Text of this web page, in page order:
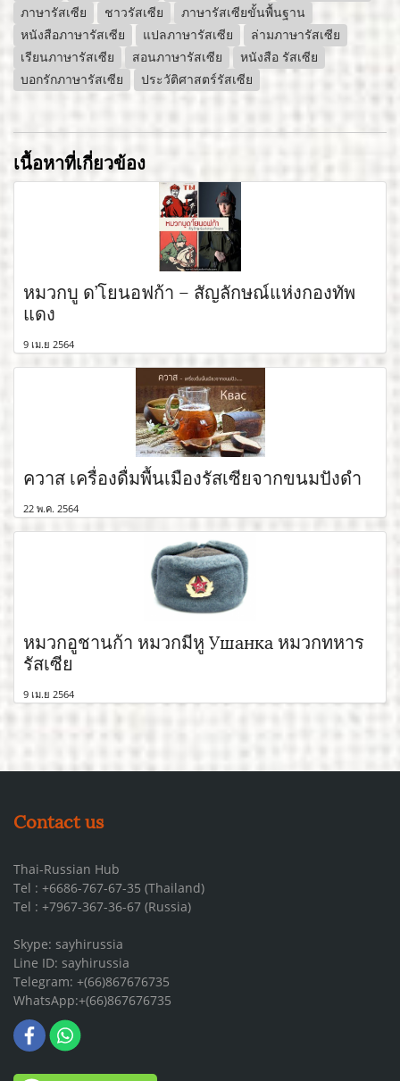
ภาษารัสเซีย
ชาวรัสเซีย
ภาษารัสเซียขั้นพื้นฐาน
หนังสือภาษารัสเซีย
แปลภาษารัสเซีย
ล่ามภาษารัสเซีย
เรียนภาษารัสเซีย
สอนภาษารัสเซีย
หนังสือ รัสเซีย
บอกรักภาษารัสเซีย
ประวัติศาสตร์รัสเซีย
เนื้อหาที่เกี่ยวข้อง
หมวกบู ด’โยนอฟก้า – สัญลักษณ์แห่งกองทัพ
แดง
9 เม.ย 2564
ควาส เครื่องดื่มพื้นเมืองรัสเซียจากขนมปังดำ
22 พ.ค. 2564
หมวกอูชานก้า หมวกมีหู Ушанка หมวกทหาร
รัสเซีย
9 เม.ย 2564
Contact us
Thai-Russian Hub
Tel : +6686-767-67-35 (Thailand)
Tel : +7967-367-36-67 (Russia)
Skype: sayhirussia
Line ID: sayhirussia
Telegram: +(66)867676735
WhatsApp:+(66)867676735